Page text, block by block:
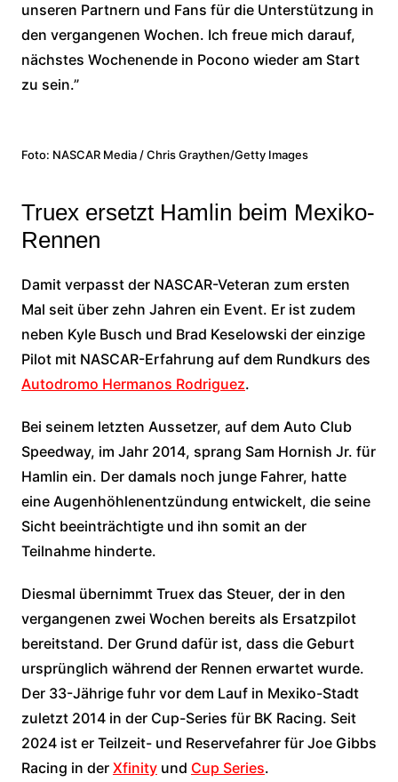
unseren Partnern und Fans für die Unterstützung in
den vergangenen Wochen. Ich freue mich darauf,
nächstes Wochenende in Pocono wieder am Start
zu sein.”
Foto: NASCAR Media / Chris Graythen/Getty Images
Truex ersetzt Hamlin beim Mexiko-
Rennen
Damit verpasst der NASCAR-Veteran zum ersten
Mal seit über zehn Jahren ein Event. Er ist zudem
neben Kyle Busch und Brad Keselowski der einzige
Pilot mit NASCAR-Erfahrung auf dem Rundkurs des
Autodromo Hermanos Rodriguez.
Bei seinem letzten Aussetzer, auf dem Auto Club
Speedway, im Jahr 2014, sprang Sam Hornish Jr. für
Hamlin ein. Der damals noch junge Fahrer, hatte
eine Augenhöhlenentzündung entwickelt, die seine
Sicht beeinträchtigte und ihn somit an der
Teilnahme hinderte.
Diesmal übernimmt Truex das Steuer, der in den
vergangenen zwei Wochen bereits als Ersatzpilot
bereitstand. Der Grund dafür ist, dass die Geburt
ursprünglich während der Rennen erwartet wurde.
Der 33-Jährige fuhr vor dem Lauf in Mexiko-Stadt
zuletzt 2014 in der Cup-Series für BK Racing. Seit
2024 ist er Teilzeit- und Reservefahrer für Joe Gibbs
Racing in der Xfinityund Cup Series.